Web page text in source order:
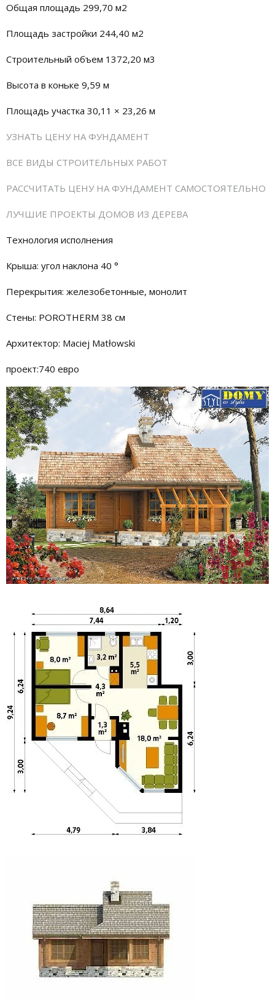
Общая площадь 299,70 м2
Площадь застройки 244,40 м2
Строительный объем 1372,20 м3
Высота в коньке 9,59 м
Площадь участка 30,11 × 23,26 м
УЗНАТЬ ЦЕНУ НА ФУНДАМЕНТ
ВСЕ ВИДЫ СТРОИТЕЛЬНЫХ РАБОТ
РАССЧИТАТЬ ЦЕНУ НА ФУНДАМЕНТ САМОСТОЯТЕЛЬНО
ЛУЧШИЕ ПРОЕКТЫ ДОМОВ ИЗ ДЕРЕВА
Технология исполнения
Крыша: угол наклона 40 °
Перекрытия: железобетонные, монолит
Стены: POROTHERM 38 см
Архитектор: Maciej Matłowski
проект:740 евро